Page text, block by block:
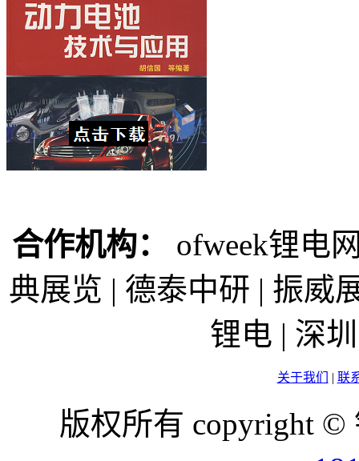
合作机构：
ofweek锂电
典展览 | 德泰中研 | 振威
锂电 | 深
关于我们 | 联
版权所有 copyright